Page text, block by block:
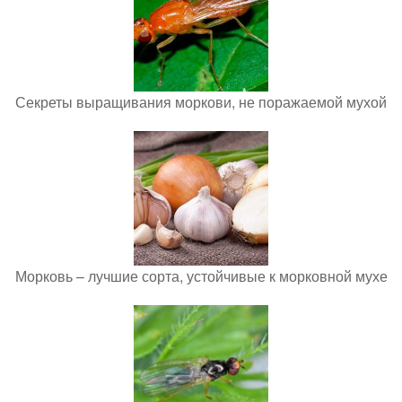
Секреты выращивания моркови, не поражаемой мухой
Морковь – лучшие сорта, устойчивые к морковной мухе